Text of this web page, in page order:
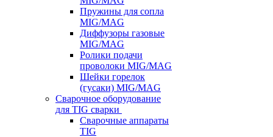
Пружины для сопла
MIG/MAG
Диффузоры газовые
MIG/MAG
Ролики подачи
проволоки MIG/MAG
Шейки горелок
(гусаки) MIG/MAG
Сварочное оборудование
для TIG сварки
Сварочные аппараты
TIG